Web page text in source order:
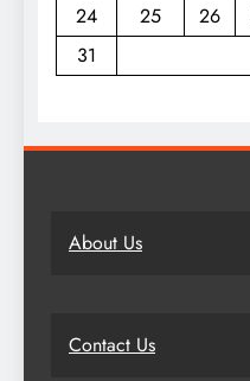
24
25 26
31
About Us
Contact Us